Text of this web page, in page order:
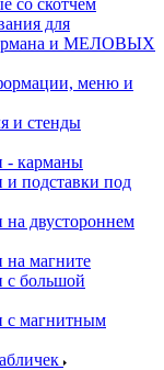
со скотчем
для
и МЕЛОВЫХ
меню и
и стенды
- карманы
подставки под
двустороннем
на магните
с большой
с магнитным